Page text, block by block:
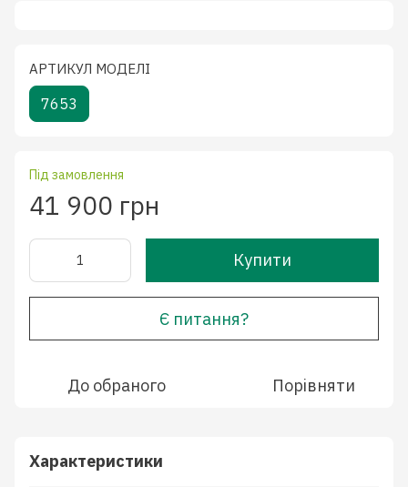
АРТИКУЛ МОДЕЛІ
7653
Під замовлення
41 900 грн
Купити
Є питання?
До обраного Порівняти
Характеристики